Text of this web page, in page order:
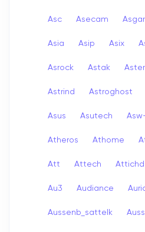
Asc Asecam
Asia Asip Asix
Asrock Astak
Astrind Astroghost
Asus Asutech
Atheros Athome
Att Attech Attichd
Au3 Audiance
Aussenb_sattelk